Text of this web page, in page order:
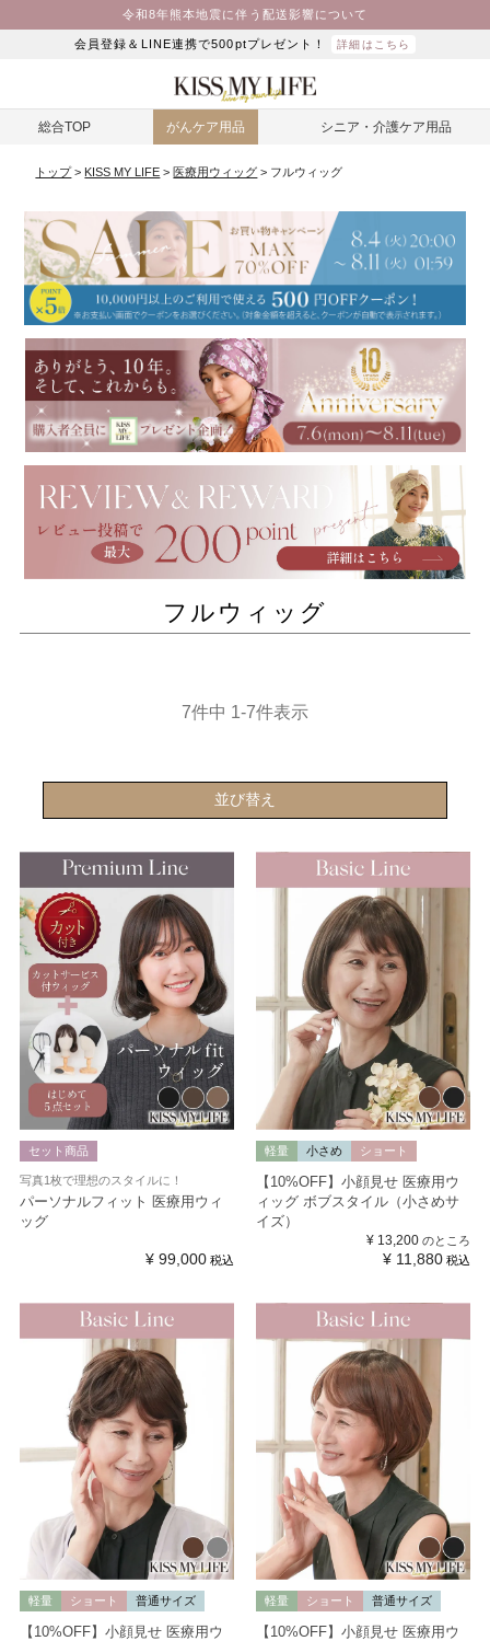
令和8年熊本地震に伴う配送影響について
会員登録＆LINE連携で500ptプレゼント！ 詳細はこちら
総合TOP がんケア用品 シニア・介護ケア用品
トップ KISS MY LIFE 医療用ウィッグ フルウィッグ
フルウィッグ
並び替え
7件中 1-7件表示
セット商品
写真1枚で理想のスタイルに！
パーソナルフィット 医療用ウィ
ッグ
¥ 99,000 税込
軽量 小さめ ショート
【10%OFF】小顔見せ 医療用ウ
ィッグ ボブスタイル（小さめサ
イズ）
¥ 13,200 のところ
¥ 11,880 税込
軽量 ショート 普通サイズ
【10%OFF】小顔見せ 医療用ウ
軽量 ショート 普通サイズ
【10%OFF】小顔見せ 医療用ウ